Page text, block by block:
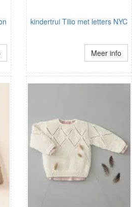
kindertrui Tilio met letters NYC
Meer info